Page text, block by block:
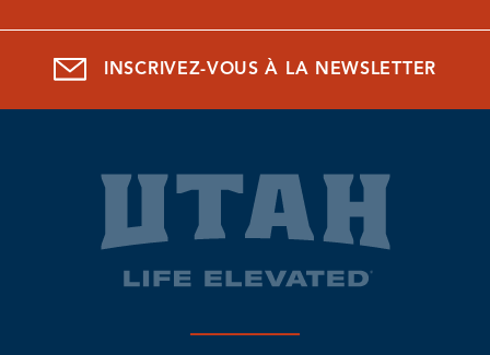
INSCRIVEZ-VOUS À LA NEWSLETTER